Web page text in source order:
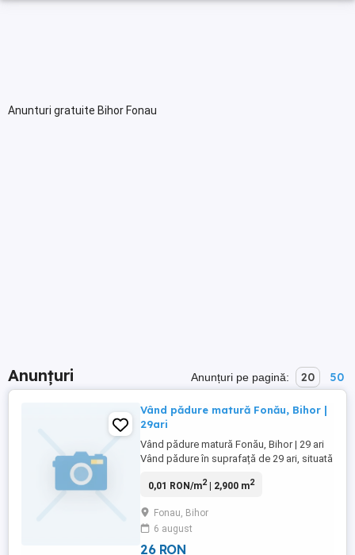
Anunturi gratuite Bihor Fonau
Anunțuri Anunțuri pe pagină: 20 50
Vând pădure matură Fonău, Bihor |
29ari
Vând pădure matură Fonău, Bihor | 29 ari
Vând pădure în suprafață de 29 ari, situată
Oradea. Pădure matură cu stejar și gorun,
Teren ideal pentru investiție, exploatare
forestieră sau păstrarea valorii în timp. ...
0,01 RON/m2| 2,900 m2
Fonau, Bihor
6 august
26 RON